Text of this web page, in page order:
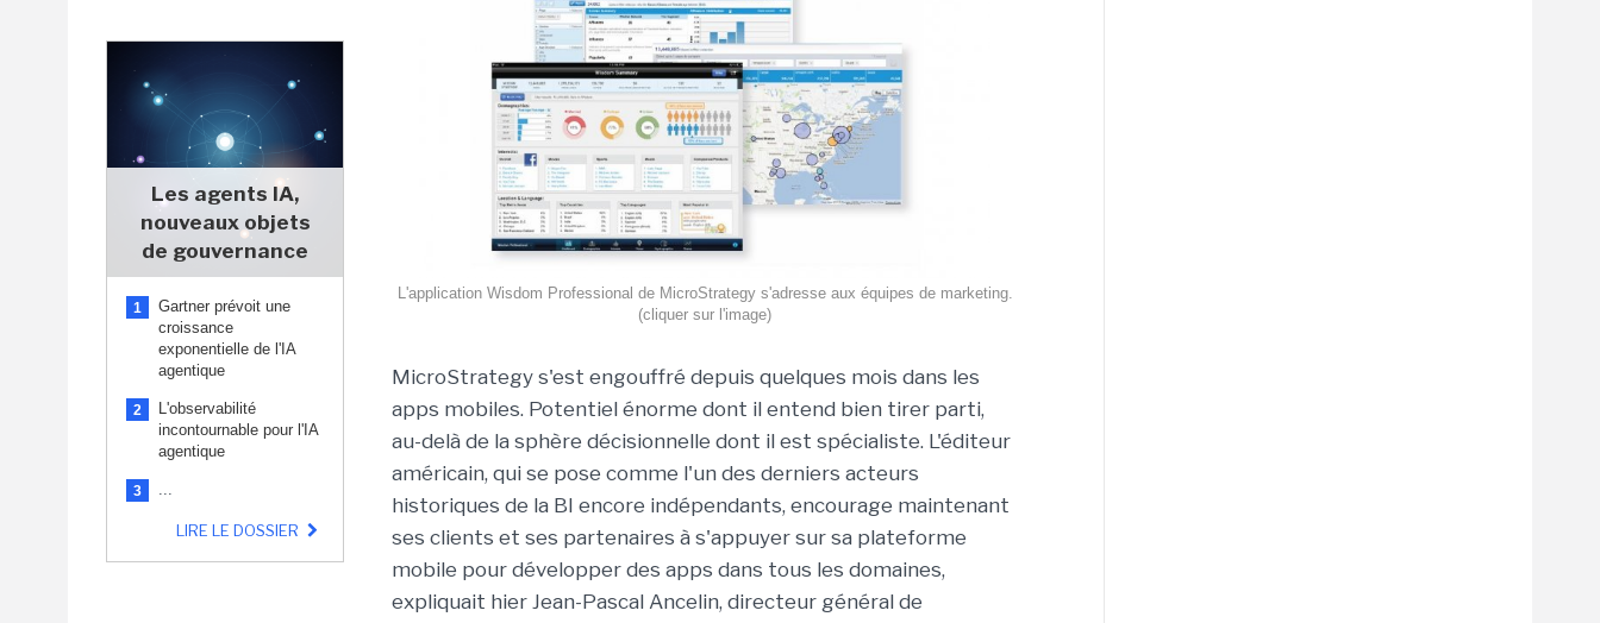
Les agents IA,
nouveaux objets
de gouvernance
1
Gartner prévoit une
croissance
exponentielle de l'IA
agentique
2
L'observabilité
incontournable pour l'IA
agentique
3 ...
LIRE LE DOSSIER
L'application Wisdom Professional de MicroStrategy s'adresse aux équipes de marketing.
(cliquer sur l'image)
MicroStrategy s'est engouffré depuis quelques mois dans les
apps mobiles. Potentiel énorme dont il entend bien tirer parti,
au-delà de la sphère décisionnelle dont il est spécialiste. L'éditeur
américain, qui se pose comme l'un des derniers acteurs
historiques de la BI encore indépendants, encourage maintenant
ses clients et ses partenaires à s'appuyer sur sa plateforme
mobile pour développer des apps dans tous les domaines,
expliquait hier Jean-Pascal Ancelin, directeur général de